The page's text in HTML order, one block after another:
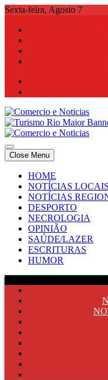
Skip
content
Sexta-feira, Agosto 7
Comercio e Noticias
Notícias e Publicidade
Comercio e Noticias
Notícias e Publicidade
Close Menu
HOME
NOTÍCIAS LOCAIS
NOTÍCIAS
DESPORTO
NECROLOGIA
OPINIÃO
SAÚDE/LAZER
ESCRITURAS
HUMOR